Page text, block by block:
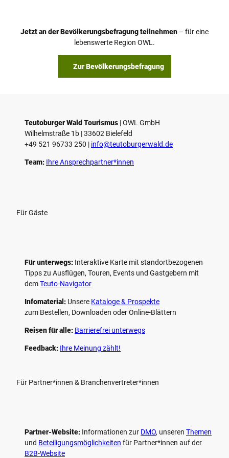
o
a
s
p
e
n
© Teutoburger Wald Tourismus / P. Gawandtka © T.
Jetzt an der Bevölkerungsbefragung teilnehmen– für eine
lebenswerte Region OWL.
Zur Bevölkerungsbefragung
Teutoburger Wald Tourismus | ­OWL GmbH
Wilhelmstraße 1b | ­33602 Bielefeld
+49 521 96733 250 | ­info@teutoburgerwald.de
Team: Ihre Ansprechpartner*innen
Für Gäste
Für unterwegs: Interaktive Karte mit standort­bezogenen
Tipps zu Ausflügen, Touren, Events und Gastgebern mit
demTeuto-Navigator
Infomaterial: Unsere Kataloge & Prospekte
zum Bestellen, Downloaden oder Online-Blättern
Reisen für alle: Barrierefrei unterwegs
Feedback: Ihre Meinung zählt!
Für Partner*innen & Branchenvertreter*innen
Partner-Website: Informationen zur DMO, unseren ­ Themen
und Beteiligungs­möglichkeiten für Partner*innen auf der
B2B-Website